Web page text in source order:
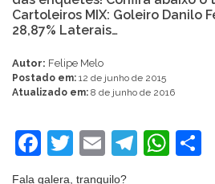
Cartoleiros MIX: Goleiro Danilo
28,87% Laterais…
Autor: Felipe Melo
Postado em: 12 de junho de 2015
Atualizado em: 8 de junho de 2016
Facebook
Twitter
Email
Fala galera, tranquilo?